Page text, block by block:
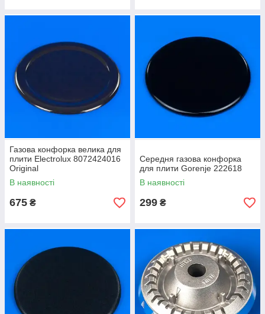
Газова конфорка велика для
плити Electrolux 8072424016
Original
В наявності
675 ₴
Середня газова конфорка
для плити Gorenje 222618
В наявності
299 ₴